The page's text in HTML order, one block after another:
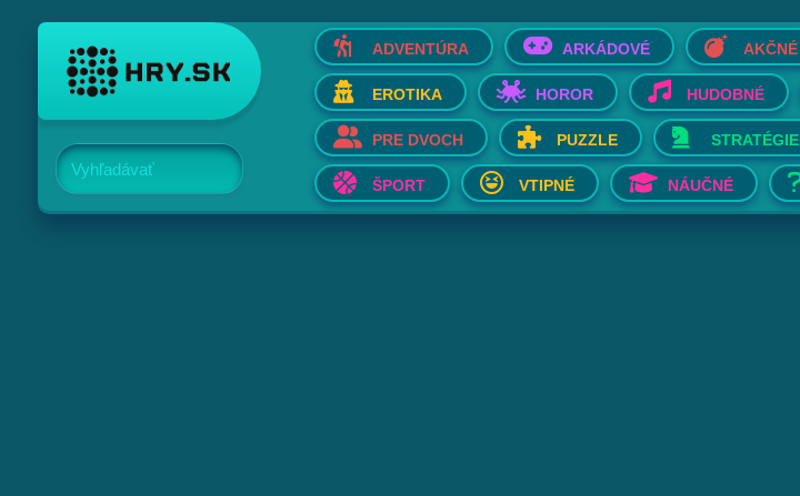
Vyhľadávať
ADVENTÚRA ARKÁDOVÉ AKČNÉ
EROTIKA HOROR HUDOBNÉ
PRE DVOCH PUZZLE STRATÉGIE
ŠPORT VTIPNÉ NÁUČNÉ